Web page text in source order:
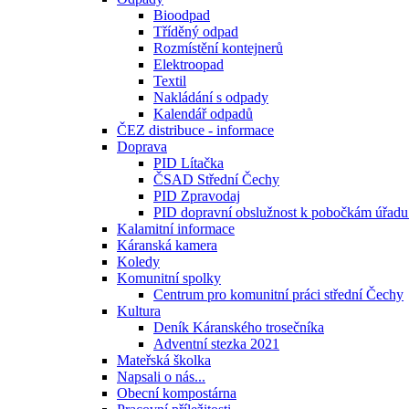
Bioodpad
Tříděný odpad
Rozmístění kontejnerů
Elektroopad
Textil
Nakládání s odpady
Kalendář odpadů
ČEZ distribuce - informace
Doprava
PID Lítačka
ČSAD Střední Čechy
PID Zpravodaj
PID dopravní obslužnost k pobočkám
Kalamitní informace
Káranská kamera
Koledy
Komunitní spolky
Centrum pro komunitní práci střední Čechy
Kultura
Deník Káranského trosečníka
Adventní stezka 2021
Mateřská školka
Napsali o nás...
Obecní kompostárna